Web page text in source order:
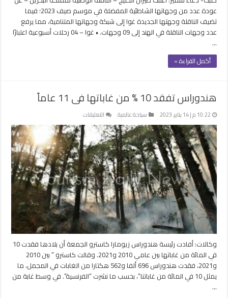
2023
مغلقة
عودة عدد من وجهاتها الشاطئية المفضلة في موسم صيف 2023؛ فيما
تضيف الناقلة وجهتها الجديدة غوا إلى شبكة وجهاتها المتنامية، مما يرفع
عدد وجهات الناقلة في الهند إلى 09 وجهات. • غوا – 04 رحلات أسبوعية اعتبارًا
…
أكمل القراءة »
هندوراس تفقد 10 % من غاباتها فى 11 عاماً
10:22 م | 14 يناير، 2023 سياحة عالمية التعليقات
هندوراس
تفقد
10
من
غاباتها
فى
11
عاماً
مغلقة
وكالات: أفادت رئيسة هندوراس زيومارا كاسترو الجمعة أن بلادها فقدت 10
في المائة من غاباتها بين عامي 2010 و2021. وقالت كاسترو ” بين 2010
و2021، فقدت هندوراس 696 ألفا و562 هكتارا من الغابات في المجمل، ما
يمثل 10 في المائة من غاباتنا”، بحسب ما نشرت “الفرنسية”. في وسط غابة من
…